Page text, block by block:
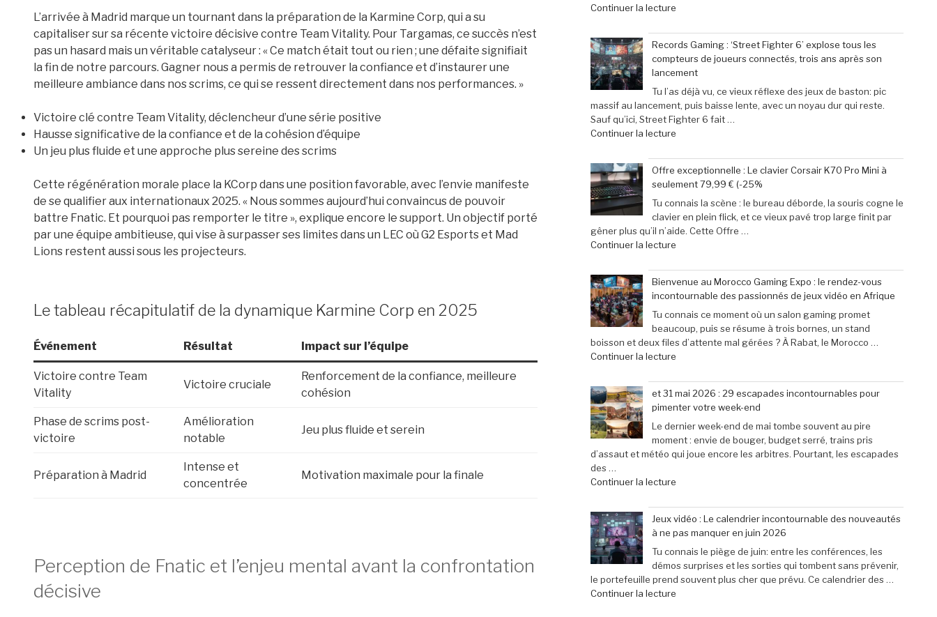
L’arrivée à Madrid marque un tournant dans la préparation de la Karmine Corp, qui a su
capitaliser sur sa récente victoire décisive contre Team Vitality. Pour Targamas, ce succès n’est
pas un hasard mais un véritable catalyseur : « Ce match était tout ou rien ; une défaite signifiait
la fin de notre parcours. Gagner nous a permis de retrouver la confiance et d’instaurer une
meilleure ambiance dans nos scrims, ce qui se ressent directement dans nos performances. »
Victoire clé contre Team Vitality, déclencheur d’une série positive
Hausse significative de la confiance et de la cohésion d’équipe
Un jeu plus fluide et une approche plus sereine des scrims
Cette régénération morale place la KCorp dans une position favorable, avec l’envie manifeste
de se qualifier aux internationaux 2025. « Nous sommes aujourd’hui convaincus de pouvoir
battre Fnatic. Et pourquoi pas remporter le titre », explique encore le support. Un objectif porté
par une équipe ambitieuse, qui vise à surpasser ses limites dans un LEC où G2 Esports et Mad
Lions restent aussi sous les projecteurs.
Le tableau récapitulatif de la dynamique Karmine Corp en 2025
Événement Résultat Impact sur l’équipe
Victoire contre Team
Vitality
Victoire cruciale
Renforcement de la confiance, meilleure
cohésion
Phase de scrims post-
victoire
Amélioration
notable
Jeu plus fluide et serein
Préparation à Madrid
Intense et
concentrée
Motivation maximale pour la finale
Perception de Fnatic et l’enjeu mental avant la confrontation
décisive
cibles
Retour
sur
les
films
parodiés
de
Get
Out
Michael
Myers »
Continuer la lecturede
aventuriers
du
jeu
mobile
adoptent
la
Retroid
Pocket
:
succès
phénoménal
grâce
à
une
baisse
prix
de
40% »
Records Gaming : ‘Street Fighter 6’ explose tous les
compteurs de joueurs connectés, trois ans après son
lancement
Tu l’as déjà vu, ce vieux réflexe des jeux de baston: pic
massif au lancement, puis baisse lente, avec un noyau dur qui reste.
Sauf qu’ici, Street Fighter 6 fait …
Continuer la lecturede
Gaming
:
‘Street
Fighter
6’
explose
tous
compteurs
de
joueurs
connectés,
trois
ans
après
lancement »
Offre exceptionnelle : Le clavier Corsair K70 Pro Mini à
seulement 79,99 € (-25%
Tu connais la scène : le bureau déborde, la souris cogne le
clavier en plein flick, et ce vieux pavé trop large finit par
gêner plus qu’il n’aide. Cette Offre …
Continuer la lecturede
exceptionnelle
:
Le
clavier
Corsair
K70
Pro
à
seulement
79,99
€
(-25% »
Bienvenue au Morocco Gaming Expo : le rendez-vous
incontournable des passionnés de jeux vidéo en Afrique
Tu connais ce moment où un salon gaming promet
beaucoup, puis se résume à trois bornes, un stand
boisson et deux files d’attente mal gérées ? À Rabat, le Morocco …
Continuer la lecturede
au
Morocco
Gaming
Expo
:
le
vous
des
passionnés
de
jeux
vidéo
en
Afrique »
et 31 mai 2026 : 29 escapades incontournables pour
pimenter votre week-end
Le dernier week-end de mai tombe souvent au pire
moment : envie de bouger, budget serré, trains pris
d’assaut et météo qui joue encore les arbitres. Pourtant, les escapades
des …
Continuer la lecturede
31
mai
2026
:
29
escapades
incontournables
Jeux vidéo : Le calendrier incontournable des nouveautés
à ne pas manquer en juin 2026
Tu connais le piège de juin: entre les conférences, les
démos surprises et les sorties qui tombent sans prévenir,
le portefeuille prend souvent plus cher que prévu. Ce calendrier des …
Continuer la lecturede